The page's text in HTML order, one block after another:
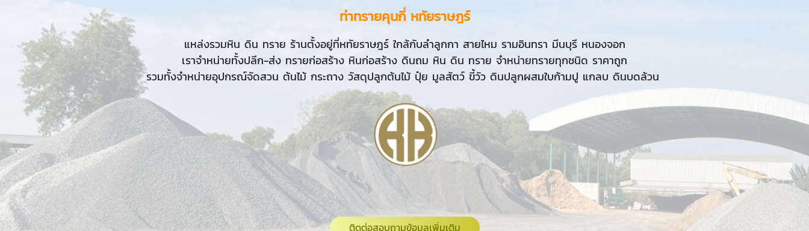
ท่าทรายคุนกี่ หทัยราษฎร์
แหล่งรวมหิน ดิน ทราย ร้านตั้งอยู่ที่หทัยราษฎร์ ใกล้กับลำลูกกา สายไหม รามอินทรา มีนบุรี หนองจอก
เราจำหน่ายทั้งปลีก-ส่ง ทรายก่อสร้าง หินก่อสร้าง ดินถม หิน ดิน ทราย จำหน่ายทรายทุกชนิด ราคาถูก
รวมทั้งจำหน่ายอุปกรณ์จัดสวน ต้นไม้ กระถาง วัสดุปลูกต้นไม้ ปุ๋ย มูลสัตว์ ขี้วัว ดินปลูกผสมใบก้ามปู แกลบ ดินบดล้วน
ติดต่อสอบถามข้อมูลเพิ่มเติม